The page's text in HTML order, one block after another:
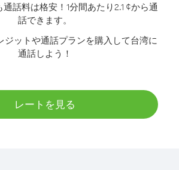
話料は格安！1分間あたり2.1 ¢から通
話できます。
ジットや通話プランを購入して台湾に
通話しよう！
レートを見る